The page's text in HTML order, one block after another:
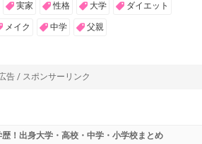
実家 性格 大学 ダイエット
メイク 中学 父親
告 / スポンサーリンク
！出身大学・高校・中学・小学校まとめ